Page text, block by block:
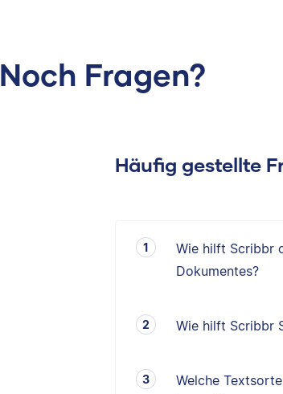
Noch Fragen?
Häufig gestellte
Wie hilft Scribbr
Dokumentes?
Wie hilft Scribbr
Welche